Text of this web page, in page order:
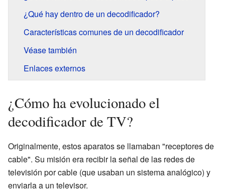
¿Qué hay dentro de un decodificador?
Características comunes de un decodificador
Véase también
Enlaces externos
¿Cómo ha evolucionado el
decodificador de TV?
Originalmente, estos aparatos se llamaban "receptores de
cable". Su misión era recibir la señal de las redes de
televisión por cable (que usaban un sistema analógico) y
enviarla a un televisor.